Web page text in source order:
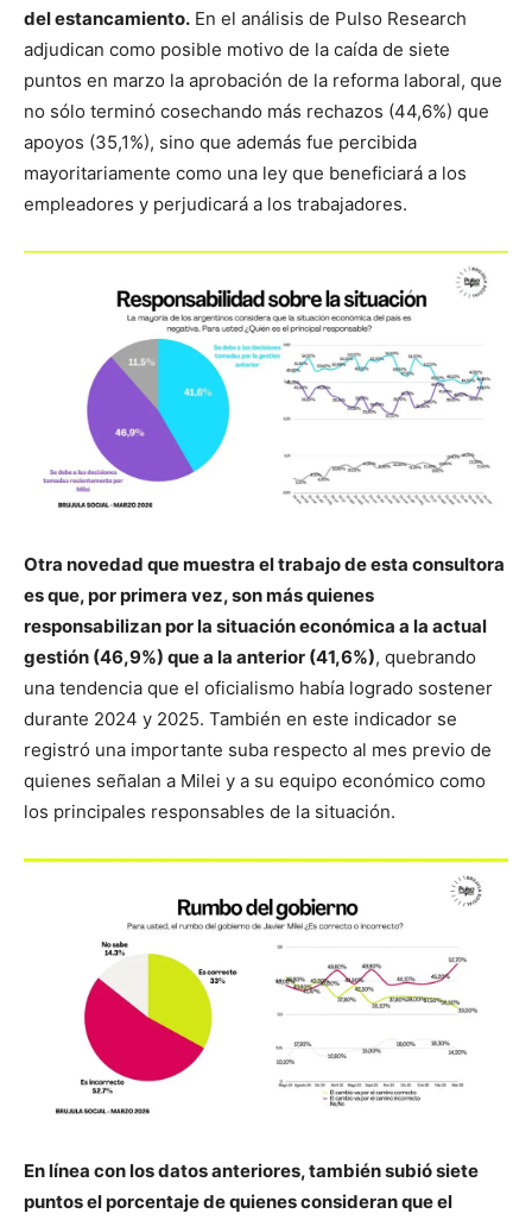
del estancamiento. En el análisis de Pulso Research
adjudican como posible motivo de la caída de siete
puntos en marzo la aprobación de la reforma laboral, que
no sólo terminó cosechando más rechazos (44,6%) que
apoyos (35,1%), sino que además fue percibida
mayoritariamente como una ley que beneficiará a los
empleadores y perjudicará a los trabajadores.
Otra novedad que muestra el trabajo de esta consultora
es que, por primera vez, son más quienes
responsabilizan por la situación económica a la actual
gestión (46,9%) que a la anterior (41,6%), quebrando
una tendencia que el oficialismo había logrado sostener
durante 2024 y 2025. También en este indicador se
registró una importante suba respecto al mes previo de
quienes señalan a Milei y a su equipo económico como
los principales responsables de la situación.
En línea con los datos anteriores, también subió siete
puntos el porcentaje de quienes consideran que el